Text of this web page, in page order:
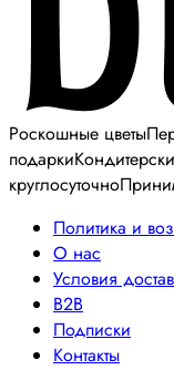
Роскошные цветы
подарки
круглосуточно
Политика и
О нас
Условия
B2B
Подписки
Контакты